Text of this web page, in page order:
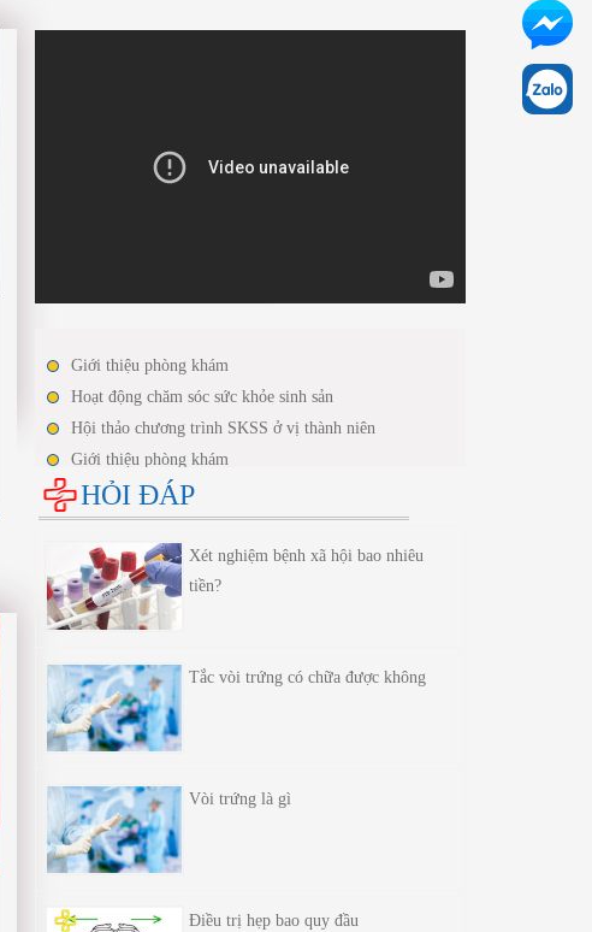
Giới thiệu phòng khám
Hoạt động chăm sóc sức khỏe sinh sản
Hội thảo chương trình SKSS ở vị thành niên
Giới thiệu phòng khám
Hoạt động chăm sóc sức khỏe sinh sản
Hội thảo chương trình SKSS ở vị thành niên
HỎI ĐÁP
Xét nghiệm bệnh xã hội bao nhiêu
tiền?
Tắc vòi trứng có chữa được không
Vòi trứng là gì
Điều trị hẹp bao quy đầu